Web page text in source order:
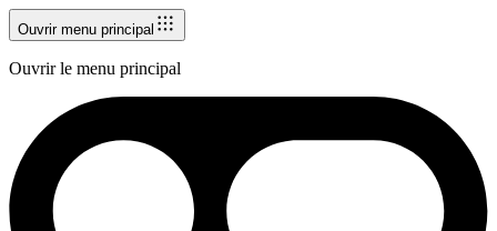
Ouvrir menu principal
Ouvrir le menu principal